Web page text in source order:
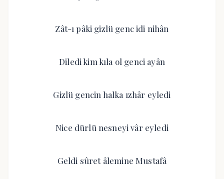
Zât-ı pâki gizlü genc idi nihân
Diledi kim kıla ol genci ayân
Gizlü gencin halka ızhâr eyledi
Nice dürlü nesneyi vâr eyledi
Geldi sûret âlemine Mustafâ